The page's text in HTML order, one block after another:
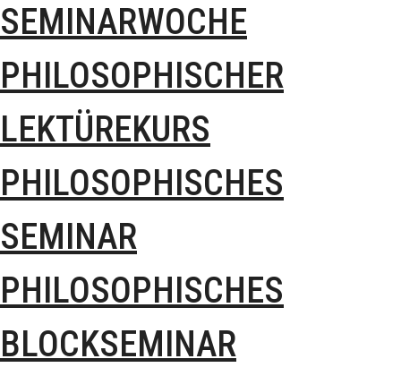
SEMINARWOCHE
PHILOSOPHISCHER
LEKTÜREKURS
PHILOSOPHISCHES
SEMINAR
PHILOSOPHISCHES
BLOCKSEMINAR